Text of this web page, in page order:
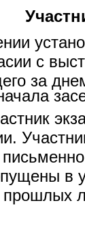
с
за
в
прошлых